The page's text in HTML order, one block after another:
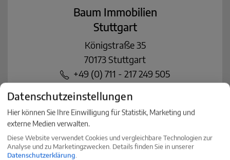
Baum Immobilien
Stuttgart
Königstraße 35
70173 Stuttgart
+49 (0) 711 - 217 249 505
Baum Immobilien
Kaiser-Joseph-Str. 254
Datenschutzeinstellungen
Hier können Sie Ihre Einwilligung für Statistik, Marketing und
externe Medien verwalten.
Diese Website verwendet Cookies und vergleichbare Technologien zur
Analyse und zu Marketingzwecken. Details finden Sie in unserer
Datenschutzerklärung.